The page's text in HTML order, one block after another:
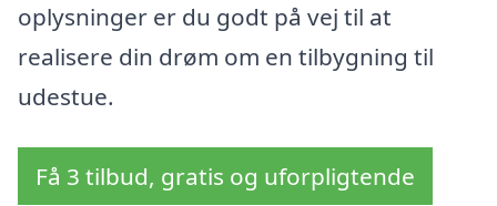
oplysninger er du godt på vej til at
realisere din drøm om en tilbygning til
udestue.
Få 3 tilbud, gratis og uforpligtende